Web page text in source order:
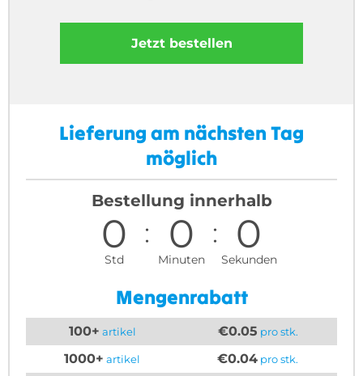
Jetzt bestellen
Lieferung am nächsten Tag
möglich
Bestellung innerhalb
0
Std
0
Minuten
0
Sekunden
Mengenrabatt
100+ artikel €0.05 pro stk.
1000+ artikel €0.04 pro stk.